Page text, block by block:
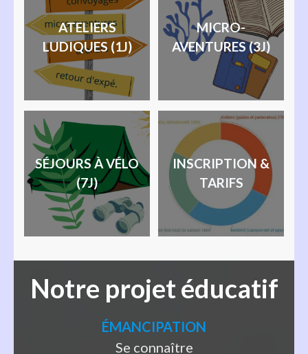
ATELIERS
LUDIQUES (1J)
MICRO-
AVENTURES (3J)
SÉJOURS À VÉLO
(7J)
INSCRIPTION &
TARIFS
Notre projet éducatif
ÉMANCIPATION
Se connaître